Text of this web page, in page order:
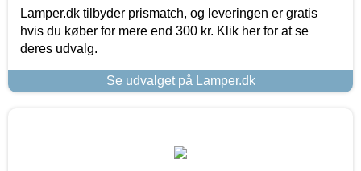
Lamper.dk tilbyder prismatch, og leveringen er gratis
hvis du køber for mere end 300 kr. Klik her for at se
deres udvalg.
Se udvalget på Lamper.dk